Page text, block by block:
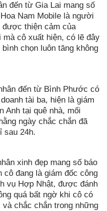
đến từ Gia Lai mang số
Nam Mobile là người
được thiện cảm của
cô xuất hiện, có lẽ đây
chọn luôn tăng không
đến từ Bình Phước có
tài ba, hiện là giám
Anh tại quê nhà, mối
ngày chắc chắn đã
sau 24h.
xinh đẹp mang số báo
cô đang là giám đốc công
vụ Hợp Nhật, được đánh
quá bất ngờ khi cô có
chắc chắn trong những